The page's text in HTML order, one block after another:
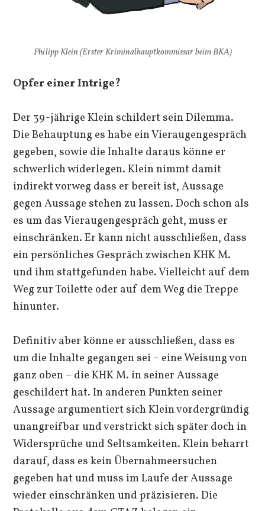
Philipp Klein (Erster Kriminalhauptkommissar beim BKA)
Opfer einer Intrige?
Der 39-jährige Klein schildert sein Dilemma.
Die Behauptung es habe ein Vieraugengespräch
gegeben, sowie die Inhalte daraus könne er
schwerlich widerlegen. Klein nimmt damit
indirekt vorweg dass er bereit ist, Aussage
gegen Aussage stehen zu lassen. Doch schon als
es um das Vieraugengespräch geht, muss er
einschränken. Er kann nicht ausschließen, dass
ein persönliches Gespräch zwischen KHK M.
und ihm stattgefunden habe. Vielleicht auf dem
Weg zur Toilette oder auf dem Weg die Treppe
hinunter.
Definitiv aber könne er ausschließen, dass es
um die Inhalte gegangen sei – eine Weisung von
ganz oben – die KHK M. in seiner Aussage
geschildert hat. In anderen Punkten seiner
Aussage argumentiert sich Klein vordergründig
unangreifbar und verstrickt sich später doch in
Widersprüche und Seltsamkeiten. Klein beharrt
darauf, dass es kein Übernahmeersuchen
gegeben hat und muss im Laufe der Aussage
wieder einschränken und präzisieren. Die